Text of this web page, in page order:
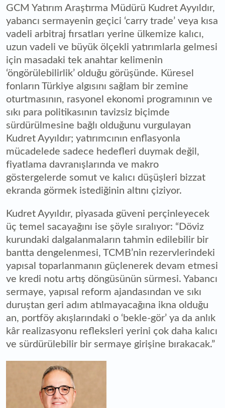
GCM Yatırım Araştırma Müdürü Kudret Ayyıldır,
yabancı sermayenin geçici ‘carry trade’ veya kısa
vadeli arbitraj fırsatları yerine ülkemize kalıcı,
uzun vadeli ve büyük ölçekli yatırımlarla gelmesi
için masadaki tek anahtar kelimenin
‘öngörülebilirlik’ olduğu görüşünde. Küresel
fonların Türkiye algısını sağlam bir zemine
oturtmasının, rasyonel ekonomi programının ve
sıkı para politikasının tavizsiz biçimde
sürdürülmesine bağlı olduğunu vurgulayan
Kudret Ayyıldır; yatırımcının enflasyonla
mücadelede sadece hedefleri duymak değil,
fiyatlama davranışlarında ve makro
göstergelerde somut ve kalıcı düşüşleri bizzat
ekranda görmek istediğinin altını çiziyor.
Kudret Ayyıldır, piyasada güveni perçinleyecek
üç temel sacayağını ise şöyle sıralıyor: “Döviz
kurundaki dalgalanmaların tahmin edilebilir bir
bantta dengelenmesi, TCMB’nin rezervlerindeki
yapısal toparlanmanın güçlenerek devam etmesi
ve kredi notu artış döngüsünün sürmesi. Yabancı
sermaye, yapısal reform ajandasından ve sıkı
duruştan geri adım atılmayacağına ikna olduğu
an, portföy akışlarındaki o ‘bekle-gör’ ya da anlık
kâr realizasyonu refleksleri yerini çok daha kalıcı
ve sürdürülebilir bir sermaye girişine bırakacak.”